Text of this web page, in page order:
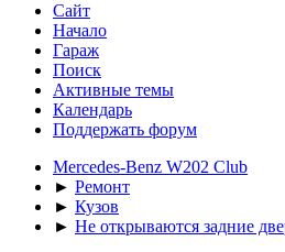
Сайт
Начало
Гараж
Поиск
Активные темы
Календарь
Поддержать форум
Mercedes-Benz W202 Club
► Ремонт
► Кузов
► Не открываются задние